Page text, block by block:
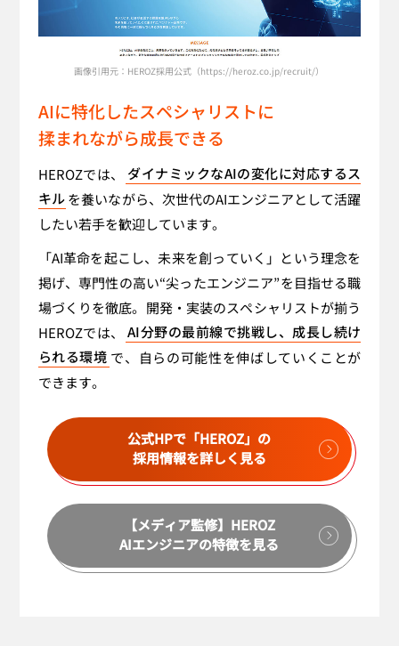
画像引用元：HEROZ採用公式（https://heroz.co.jp/recruit/）
AIに特化したスペシャリストに
揉まれながら成長できる
HEROZでは、
ダイナミックなAIの変化に対応するス
キル を養いながら、次世代のAIエンジニアとして活躍
したい若手を歓迎しています。
「AI革命を起こし、未来を創っていく」という理念を
掲げ、専門性の高い“尖ったエンジニア”を目指せる職
場づくりを徹底。開発・実装のスペシャリストが揃う
HEROZでは、
AI分野の最前線で挑戦し、成長し続け
られる環境 で、自らの可能性を伸ばしていくことが
できます。
公式HPで「HEROZ」の
採用情報を詳しく見る
【メディア監修】HEROZ
AIエンジニアの特徴を見る